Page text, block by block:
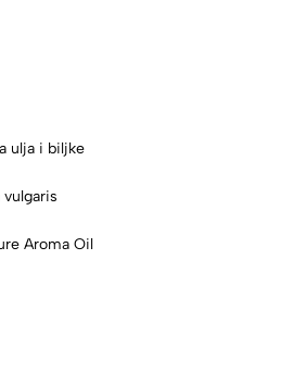
ulja i biljke
vulgaris
Aroma Oil